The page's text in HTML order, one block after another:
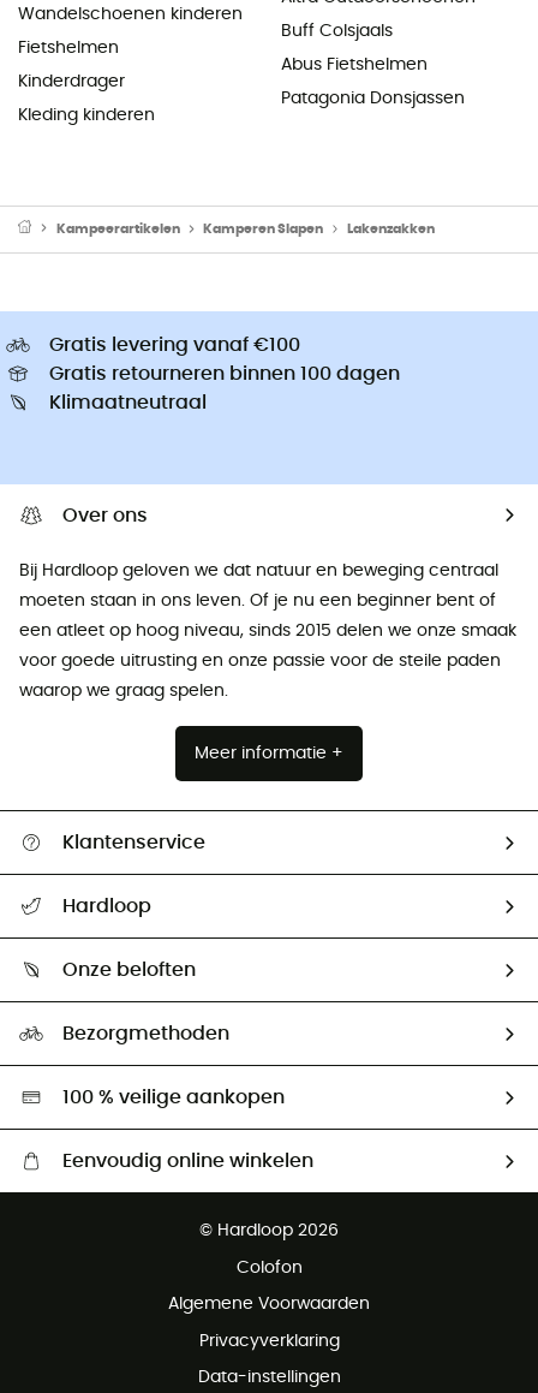
Wandelschoenen kinderen
Fietshelmen
Kinderdrager
Kleding kinderen
Buff Colsjaals
Abus Fietshelmen
Patagonia Donsjassen
Kampeerartikelen Kamperen Slapen Lakenzakken
Gratis levering vanaf €100
Gratis retourneren binnen 100 dagen
Klimaatneutraal
Over ons
Bij Hardloop geloven we dat natuur en beweging centraal
moeten staan ​​in ons leven. Of je nu een beginner bent of
een atleet op hoog niveau, sinds 2015 delen we onze smaak
voor goede uitrusting en onze passie voor de steile paden
waarop we graag spelen.
Meer informatie +
Klantenservice
Retourzendingen & Terugbetalingen
Hardloop
Ambassadeurs
Onze beloften
Hardgreen
Bezorgmethoden
100 % veilige aankopen
Eenvoudig online winkelen
Gratis retourneren binnen 100 dagen
© Hardloop 2026
Colofon
Algemene Voorwaarden
Privacyverklaring
Data-instellingen